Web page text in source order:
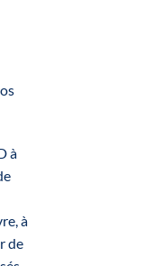
à
à
de